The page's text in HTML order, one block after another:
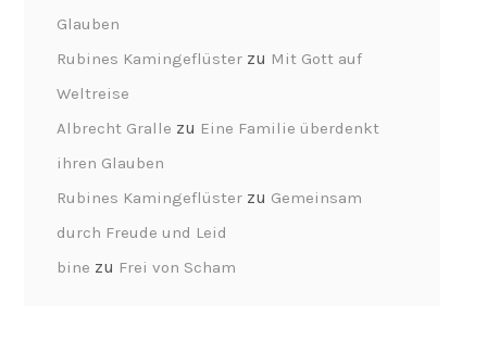
Glauben
Rubines Kamingeflüster zu Mit Gott auf
Weltreise
Albrecht Gralle zu Eine Familie überdenkt
ihren Glauben
Rubines Kamingeflüster zu Gemeinsam
durch Freude und Leid
bine zu Frei von Scham